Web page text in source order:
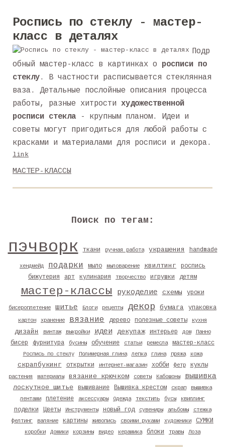
Роспись по стеклу - мастер-
класс в деталях
Подр
обный мастер-класс в картинках о росписи по
стеклу. В частности расписывается стеклянная
ваза. Детальные послойные описания процесса
работы, разные хитрости художественной
росписи стекла - крупным планом. Идеи и
советы могут пригодиться для любой работы с
красками и материалами для росписи и декора.
link
МАСТЕР-КЛАССЫ
Поиск по тегам:
пэчворк ткани ручная работа украшения handmade
хендмейд подарки мыло мыловарение квилтинг
роспись
бижутерия
арт кулинария творчество игрушки детям
мастер-классы рукоделие схемы уроки
бисероплетение шитье Блоги рецепты декор бумага упаковка
картон хранение вязание дерево полезные советы кухня
дизайн винтаж выкройки идеи декупаж интерьер дом Панно
бисер фурнитура бусины обучение статьи ремесла мастер-класс
Роспись по стеклу Полимерная глина лепка глина пряжа кожа
скрапбукинг открытки интернет-магазин хобби фетр куклы
растения материалы вязание крючком советы Кабошоны вышивка
лоскутное шитье вышивание Вышивка крестом скрап
вышивка
лентами
плетение аксессуары Одежда текстиль бусы квиллинг
поделки Цветы Инструменты новый год сувениры альбомы
стежка
фелтинг
валяние картины живопись своими руками художники СУМКИ
коробки Домики корзины видео керамика блоки травы Лоза